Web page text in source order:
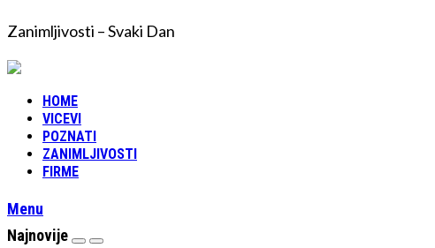
Zanimljivosti – Svaki Dan
HOME
VICEVI
POZNATI
ZANIMLJIVOSTI
FIRME
Menu
Najnovije